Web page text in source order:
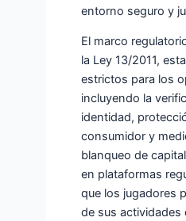
entorno seguro y
El marco
la Ley 13/2011,
estrictos para los
incluyendo la
identidad,
consumidor y
blanqueo de
en plataformas
que los jugadores
de sus actividades